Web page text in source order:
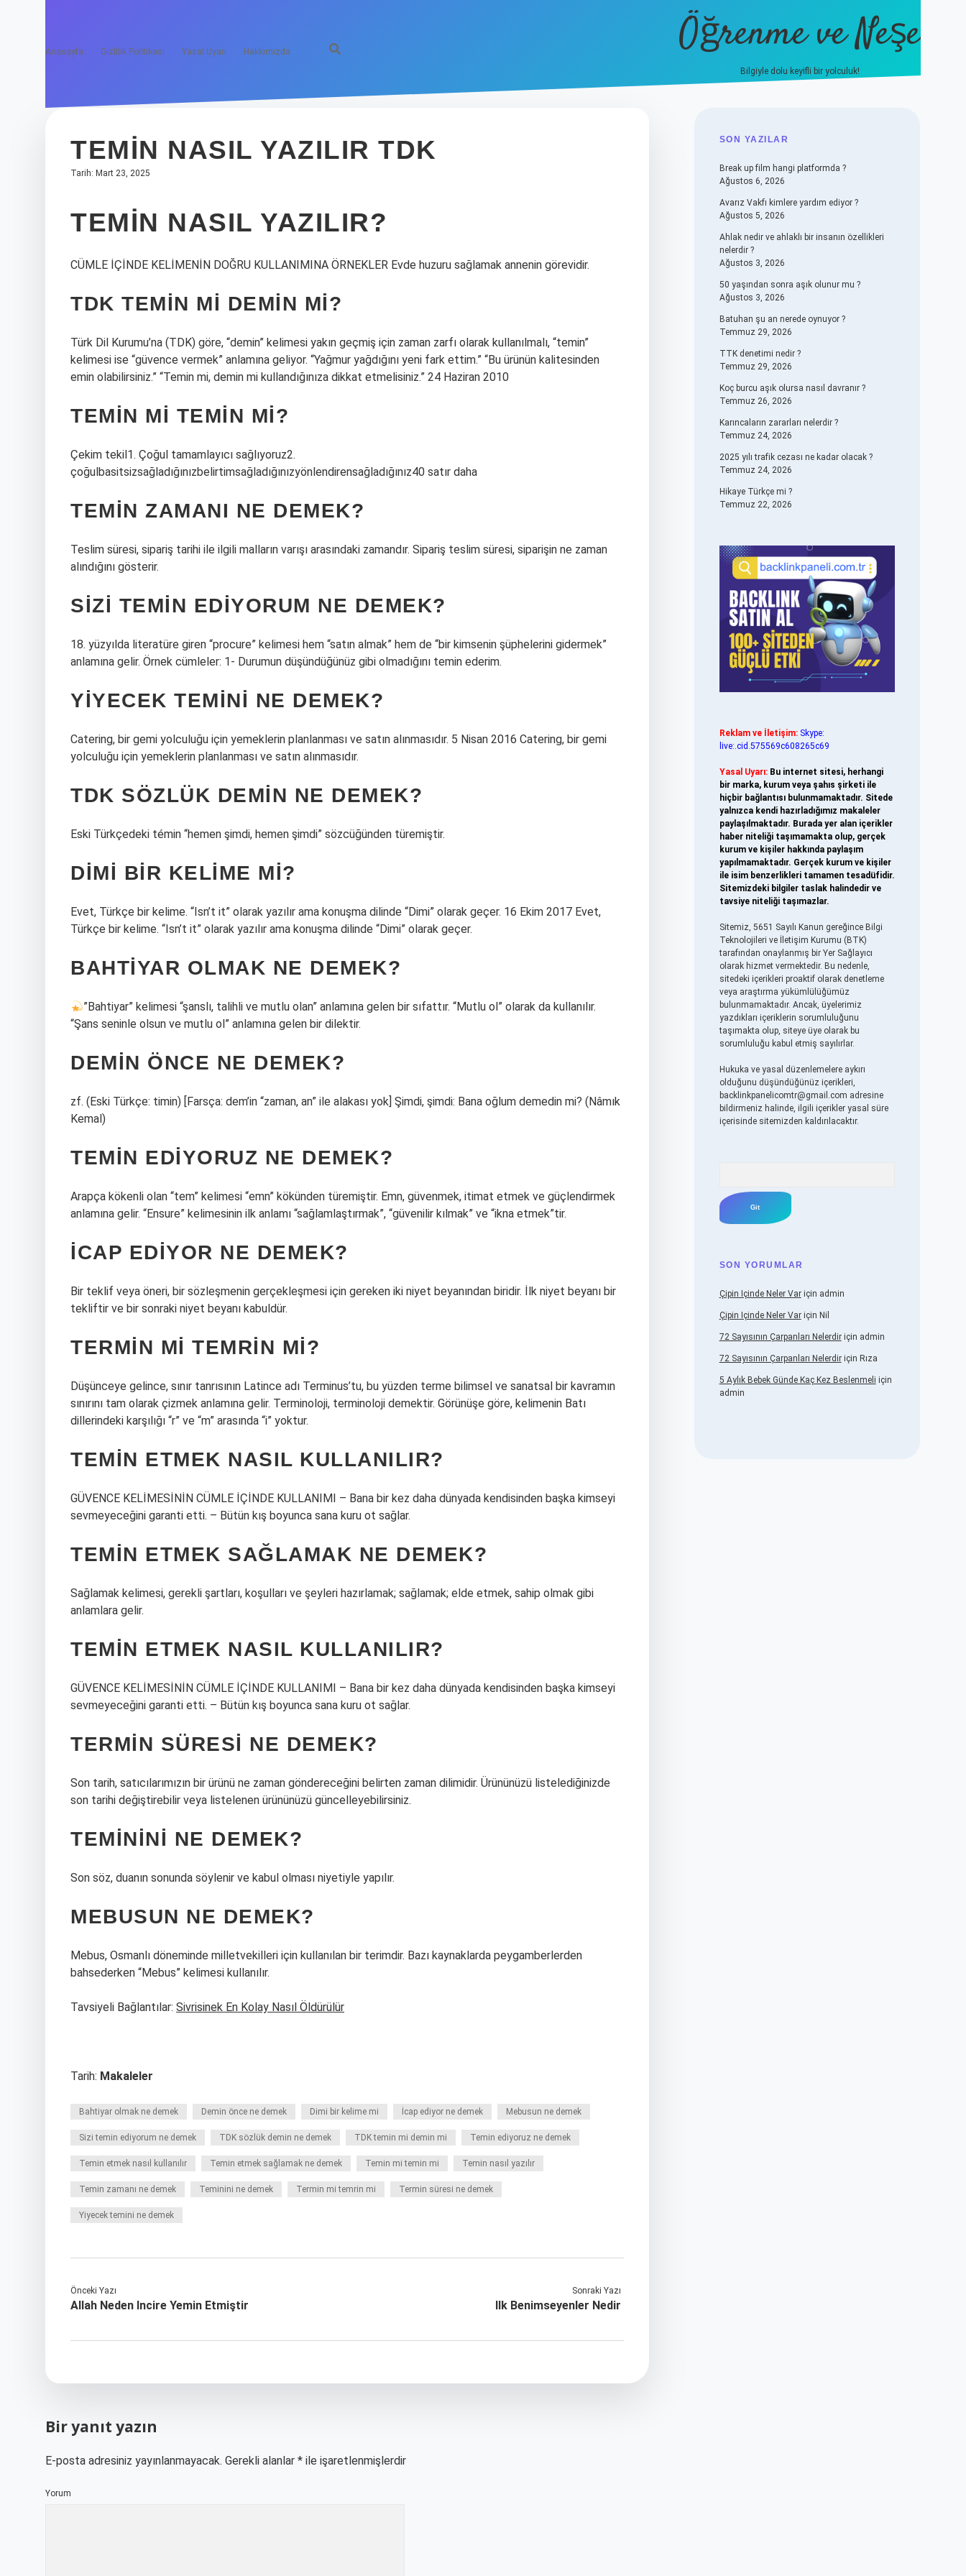
Anasayfa Gizlilik Politikası Yasal Uyarı Hakkımızda Öğrenme ve Neşe
Bilgiyle dolu keyifli bir yolculuk!
TEMIN NASIL YAZILIR TDK
Tarih: Mart 23, 2025
TEMIN NASIL YAZILIR?
CÜMLE İÇİNDE KELİMENİN DOĞRU KULLANIMINA ÖRNEKLER Evde huzuru sağlamak annenin görevidir.
TDK TEMIN MI DEMIN MI?
Türk Dil Kurumu’na (TDK) göre, “demin” kelimesi yakın geçmiş için zaman zarfı olarak kullanılmalı, “temin”
kelimesi ise “güvence vermek” anlamına geliyor. “Yağmur yağdığını yeni fark ettim.” “Bu ürünün kalitesinden
emin olabilirsiniz.” “Temin mi, demin mi kullandığınıza dikkat etmelisiniz.” 24 Haziran 2010
TEMIN MI TEMIN MI?
Çekim tekil1. Çoğul tamamlayıcı sağlıyoruz2.
çoğulbasitsizsağladığınızbelirtimsağladığınızyönlendirensağladığınız40 satır daha
TEMIN ZAMANI NE DEMEK?
Teslim süresi, sipariş tarihi ile ilgili malların varışı arasındaki zamandır. Sipariş teslim süresi, siparişin ne zaman
alındığını gösterir.
SIZI TEMIN EDIYORUM NE DEMEK?
18. yüzyılda literatüre giren “procure” kelimesi hem “satın almak” hem de “bir kimsenin şüphelerini gidermek”
anlamına gelir. Örnek cümleler: 1- Durumun düşündüğünüz gibi olmadığını temin ederim.
YIYECEK TEMINI NE DEMEK?
Catering, bir gemi yolculuğu için yemeklerin planlanması ve satın alınmasıdır. 5 Nisan 2016 Catering, bir gemi
yolculuğu için yemeklerin planlanması ve satın alınmasıdır.
TDK SÖZLÜK DEMIN NE DEMEK?
Eski Türkçedeki témin “hemen şimdi, hemen şimdi” sözcüğünden türemiştir.
DIMI BIR KELIME MI?
Evet, Türkçe bir kelime. “Isn’t it” olarak yazılır ama konuşma dilinde “Dimi” olarak geçer. 16 Ekim 2017 Evet,
Türkçe bir kelime. “Isn’t it” olarak yazılır ama konuşma dilinde “Dimi” olarak geçer.
BAHTIYAR OLMAK NE DEMEK?
”Bahtiyar” kelimesi “şanslı, talihli ve mutlu olan” anlamına gelen bir sıfattır. “Mutlu ol” olarak da kullanılır.
“Şans seninle olsun ve mutlu ol” anlamına gelen bir dilektir.
DEMIN ÖNCE NE DEMEK?
zf. (Eski Türkçe: tіmin) [Farsça: dem’in “zaman, an” ile alakası yok] Şimdi, şimdi: Bana oğlum demedin mi? (Nâmık
Kemal)
TEMIN EDIYORUZ NE DEMEK?
Arapça kökenli olan “tem” kelimesi “emn” kökünden türemiştir. Emn, güvenmek, itimat etmek ve güçlendirmek
anlamına gelir. “Ensure” kelimesinin ilk anlamı “sağlamlaştırmak”, “güvenilir kılmak” ve “ikna etmek”tir.
İCAP EDIYOR NE DEMEK?
Bir teklif veya öneri, bir sözleşmenin gerçekleşmesi için gereken iki niyet beyanından biridir. İlk niyet beyanı bir
tekliftir ve bir sonraki niyet beyanı kabuldür.
TERMIN MI TEMRIN MI?
Düşünceye gelince, sınır tanrısının Latince adı Terminus’tu, bu yüzden terme bilimsel ve sanatsal bir kavramın
sınırını tam olarak çizmek anlamına gelir. Terminoloji, terminoloji demektir. Görünüşe göre, kelimenin Batı
dillerindeki karşılığı “r” ve “m” arasında “i” yoktur.
TEMIN ETMEK NASIL KULLANILIR?
GÜVENCE KELİMESİNİN CÜMLE İÇİNDE KULLANIMI – Bana bir kez daha dünyada kendisinden başka kimseyi
sevmeyeceğini garanti etti. – Bütün kış boyunca sana kuru ot sağlar.
TEMIN ETMEK SAĞLAMAK NE DEMEK?
Sağlamak kelimesi, gerekli şartları, koşulları ve şeyleri hazırlamak; sağlamak; elde etmek, sahip olmak gibi
anlamlara gelir.
TEMIN ETMEK NASIL KULLANILIR?
GÜVENCE KELİMESİNİN CÜMLE İÇİNDE KULLANIMI – Bana bir kez daha dünyada kendisinden başka kimseyi
sevmeyeceğini garanti etti. – Bütün kış boyunca sana kuru ot sağlar.
TERMIN SÜRESI NE DEMEK?
Son tarih, satıcılarımızın bir ürünü ne zaman göndereceğini belirten zaman dilimidir. Ürününüzü listelediğinizde
son tarihi değiştirebilir veya listelenen ürününüzü güncelleyebilirsiniz.
TEMININI NE DEMEK?
Son söz, duanın sonunda söylenir ve kabul olması niyetiyle yapılır.
MEBUSUN NE DEMEK?
Mebus, Osmanlı döneminde milletvekilleri için kullanılan bir terimdir. Bazı kaynaklarda peygamberlerden
bahsederken “Mebus” kelimesi kullanılır.
Tavsiyeli Bağlantılar: Sivrisinek En Kolay Nasıl Öldürülür
Tarih: Makaleler
Bahtiyar olmak ne demek Demin önce ne demek Dimi bir kelime mi İcap ediyor ne demek Mebusun ne demek
Sizi temin ediyorum ne demek TDK sözlük demin ne demek TDK temin mi demin mi Temin ediyoruz ne demek
Temin etmek nasıl kullanılır Temin etmek sağlamak ne demek Temin mi temin mi Temin nasıl yazılır
Temin zamanı ne demek Teminini ne demek Termin mi temrin mi Termin süresi ne demek
Yiyecek temini ne demek
Önceki Yazı
Allah Neden Incire Yemin Etmiştir
Sonraki Yazı
Ilk Benimseyenler Nedir
Bir yanıt yazın
E-posta adresiniz yayınlanmayacak. Gerekli alanlar * ile işaretlenmişlerdir
Yorum
SIDEBAR
SON YAZILAR
Break up film hangi platformda ?
Ağustos 6, 2026
Avarız Vakfı kimlere yardım ediyor ?
Ağustos 5, 2026
Ahlak nedir ve ahlaklı bir insanın özellikleri
nelerdir ?
Ağustos 3, 2026
50 yaşından sonra aşık olunur mu ?
Ağustos 3, 2026
Batuhan şu an nerede oynuyor ?
Temmuz 29, 2026
TTK denetimi nedir ?
Temmuz 29, 2026
Koç burcu aşık olursa nasıl davranır ?
Temmuz 26, 2026
Karıncaların zararları nelerdir ?
Temmuz 24, 2026
2025 yılı trafik cezası ne kadar olacak ?
Temmuz 24, 2026
Hikaye Türkçe mi ?
Temmuz 22, 2026
Reklam ve İletişim: Skype:
live:.cid.575569c608265c69
Yasal Uyarı: Bu internet sitesi, herhangi
bir marka, kurum veya şahıs şirketi ile
hiçbir bağlantısı bulunmamaktadır. Sitede
yalnızca kendi hazırladığımız makaleler
paylaşılmaktadır. Burada yer alan içerikler
haber niteliği taşımamakta olup, gerçek
kurum ve kişiler hakkında paylaşım
yapılmamaktadır. Gerçek kurum ve kişiler
ile isim benzerlikleri tamamen tesadüfidir.
Sitemizdeki bilgiler taslak halindedir ve
tavsiye niteliği taşımazlar.
Sitemiz, 5651 Sayılı Kanun gereğince Bilgi
Teknolojileri ve İletişim Kurumu (BTK)
tarafından onaylanmış bir Yer Sağlayıcı
olarak hizmet vermektedir. Bu nedenle,
sitedeki içerikleri proaktif olarak denetleme
veya araştırma yükümlülüğümüz
bulunmamaktadır. Ancak, üyelerimiz
yazdıkları içeriklerin sorumluluğunu
taşımakta olup, siteye üye olarak bu
sorumluluğu kabul etmiş sayılırlar.
Hukuka ve yasal düzenlemelere aykırı
olduğunu düşündüğünüz içerikleri,
backlinkpanelicomtr@gmail.com adresine
bildirmeniz halinde, ilgili içerikler yasal süre
içerisinde sitemizden kaldırılacaktır.
SON YORUMLAR
Çipin Içinde Neler Variçin admin
Çipin Içinde Neler Variçin Nil
72 Sayısının Çarpanları Nelerdiriçin admin
72 Sayısının Çarpanları Nelerdiriçin Rıza
5 Aylık Bebek Günde Kaç Kez Beslenmeli için
admin